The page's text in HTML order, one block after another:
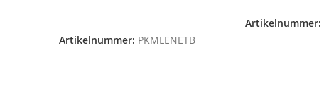
Artikelnummer: PKMLENETB
Artikelnummer: